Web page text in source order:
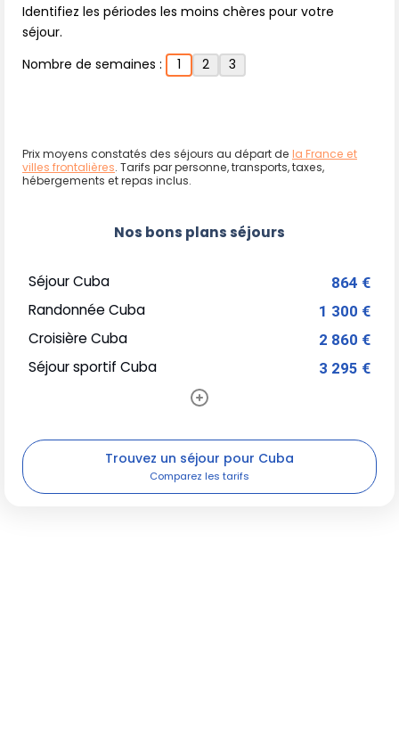
Identifiez les périodes les moins chères pour votre
séjour.
Nombre de semaines :
1 2 3
Prix moyens constatés des séjours au départ de la France et
villes frontalières. Tarifs par personne, transports, taxes,
hébergements et repas inclus.
Nos bons plans séjours
Séjour Cuba 864 €
Randonnée Cuba 1 300 €
Croisière Cuba 2 860 €
Séjour sportif Cuba 3 295 €
Trouvez un séjour pour Cuba